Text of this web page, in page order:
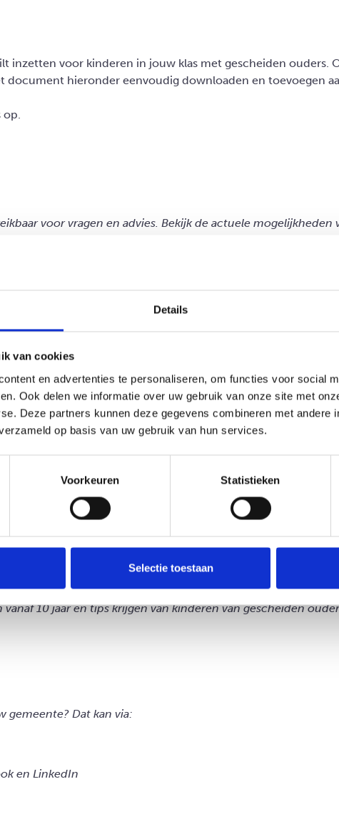
Details
van cookies
en advertenties te personaliseren, om functies voor social
Ook delen we informatie over uw gebruik van onze site met
Deze partners kunnen deze gegevens combineren met andere
op basis van uw gebruik van hun services.
Voorkeuren Statistieken
Selectie toestaan
inzetten voor kinderen in jouw klas met gescheiden ouders.
document hieronder eenvoudig downloaden en toevoegen
voor vragen en advies. Bekijk de actuele mogelijkheden
uur
werkdagen contact opnemen met onze bureaudienst. De
preventieve trainingen aan:
jaar
Scheidcafés aan.
aanbod voor ouders en hun omgeving.
10 jaar en tips krijgen van kinderen van gescheiden
gemeente? Dat kan via:
en LinkedIn